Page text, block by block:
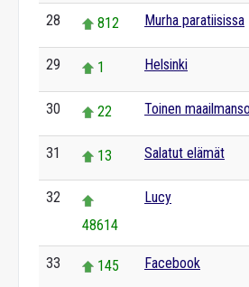
28 812 Murha paratiisissa
29 1 Helsinki
30 22 Toinen
31 13 Salatut elämät
32
48614
Lucy
33 145 Facebook